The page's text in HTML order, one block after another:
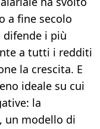
a fine secolo
i più
a tutti i redditi
la crescita. E
ideale su cui
la
un modello di